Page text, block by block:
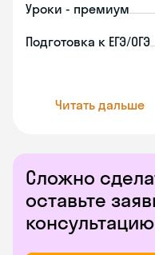
Уроки - премиум
Подготовка к ЕГЭ/ОГЭ
Читать дальше
Сложно
оставьте
консультацию